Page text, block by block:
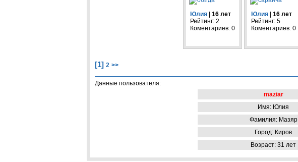
Юлия| 16 лет
Рейтинг: 2
Коментариев: 0
Юлия| 16 лет
Рейтинг: 5
Коментариев: 0
[1] 2 >>
Данные пользователя:
maziar
Имя: Юлия
Фамилия: Мазяр
Город: Киров
Возраст: 31 лет